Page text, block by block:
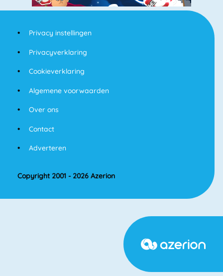
Privacy instellingen
Privacyverklaring
Cookieverklaring
Algemene voorwaarden
Over ons
Contact
Adverteren
Copyright 2001 - 2026 Azerion